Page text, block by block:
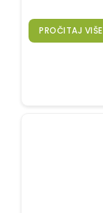
PROČITAJ VIŠE